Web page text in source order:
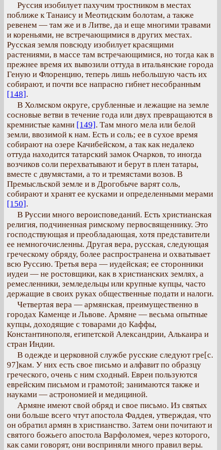
Руссия изобилует пахучим тростником в местах
поближе к Танаису и Меотидским болотам, а также
ревенем — там же и в Литве, да и еще многими травами
и кореньями, не встречающимися в других местах.
Русская земля повсюду изобилует красящими
растениями, в массе там встречающимися, но тогда как в
прежнее время их вывозили оттуда в итальянские города
Геную и Флоренцию, теперь лишь небольшую часть их
собирают, и почти все напрасно гибнет несобранным
[148].
В Холмском округе, срубленные и лежащие на земле
сосновые ветви в течение года или двух превращаются в
кремнистые камни [149]. Там много мела или белой
земли, ввозимой к нам. Есть и соль; ее в сухое время
собирают на озере Качибейском, а так как недалеко
оттуда находится татарский замок Очарков, то иногда
возчиков соли перехватывают и берут в плен татары,
вместе с двумястами, а то и тремястами возов. В
Премысльской земле и в Дрогобыче варят соль,
собирают и хранят ее кусками и определенными мерами
[150].
В Руссии много вероисповеданий. Есть христианская
религия, подчиненная римскому первосвященнику. Это
господствующая и преобладающая, хотя представители
ее немногочисленны. Другая вера, русская, следующая
греческому обряду, более распространена и охватывает
всю Руссию. Третья вера — иудейская; ее сторонники
иудеи — не ростовщики, как в христианских землях, а
ремесленники, земледельцы или крупные купцы, часто
держащие в своих руках общественные подати и налоги.
Четвертая вера — армянская, преимущественно в
городах Каменце и Львове. Армяне — весьма опытные
купцы, доходящие с товарами до Каффы,
Константинополя, египетской Александрии, Алькаира и
стран Индии.
В одежде и церковной службе русские следуют гре[с.
97]кам. У них есть свое письмо и алфавит по образцу
греческого, очень с ним сходный. Евреи пользуются
еврейским письмом и грамотой; занимаются также и
науками — астрономией и медициной.
Армяне имеют свой обряд и свое письмо. Из святых
они больше всего чтут апостола Фаддея, утверждая, что
он обратил армян в христианство. Затем они почитают и
святого божьего апостола Варфоломея, через которого,
как сами говорят, они восприняли много правил веры.